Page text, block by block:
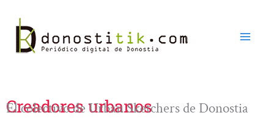
contenido
Creadores urbanos
El colectivo de Urban Sketchers de Donostia